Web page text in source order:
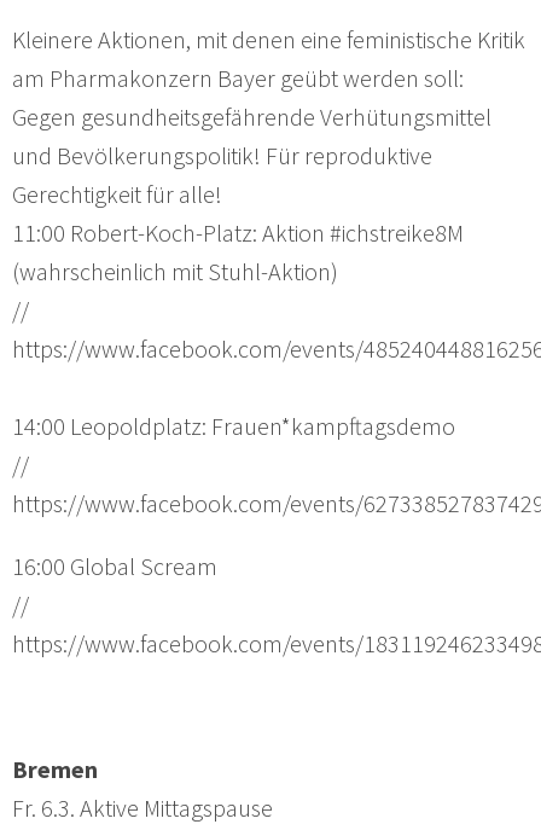
Kleinere Aktionen, mit denen eine feministische Kritik
am Pharmakonzern Bayer geübt werden soll:
Gegen gesundheitsgefährende Verhütungsmittel
und Bevölkerungspolitik! Für reproduktive
Gerechtigkeit für alle!
11:00 Robert-Koch-Platz: Aktion #ichstreike8M
(wahrscheinlich mit Stuhl-Aktion)
//
https://www.facebook.com/events/
14:00 Leopoldplatz: Frauen*kampftagsdemo
//
https://www.facebook.com/events/
16:00 Global Scream
//
https://www.facebook.com/events/
Bremen
Fr. 6.3. Aktive Mittagspause